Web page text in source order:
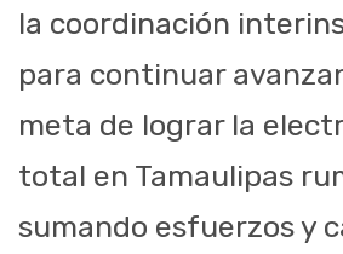
la coordinación
para continuar
meta de lograr la
total en Tamaulipas
sumando esfuerzos y